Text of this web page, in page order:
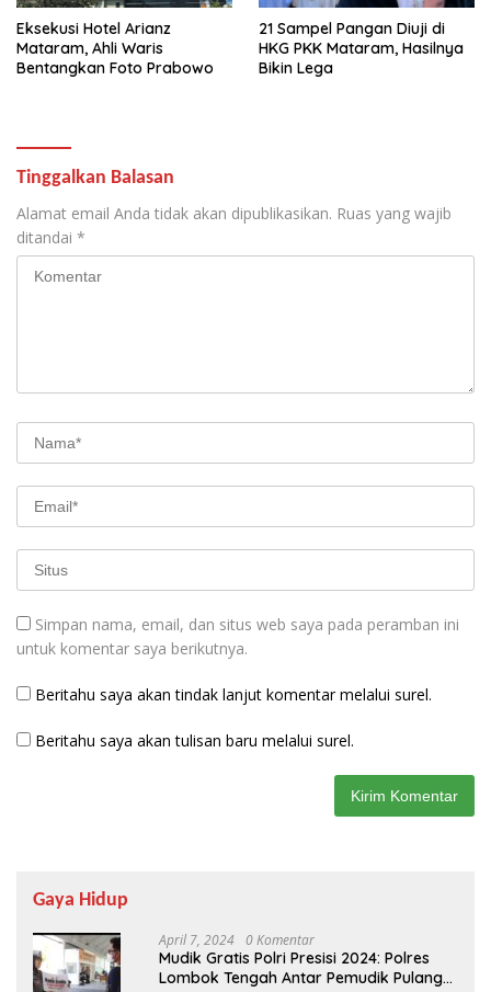
Eksekusi Hotel Arianz
Mataram, Ahli Waris
Bentangkan Foto Prabowo
21 Sampel Pangan Diuji di
HKG PKK Mataram, Hasilnya
Bikin Lega
Tinggalkan Balasan
Alamat email Anda tidak akan dipublikasikan. Ruas yang wajib
ditandai *
Simpan nama, email, dan situs web saya pada peramban ini
untuk komentar saya berikutnya.
Beritahu saya akan tindak lanjut komentar melalui surel.
Beritahu saya akan tulisan baru melalui surel.
Gaya Hidup
April 7, 2024 0 Komentar
Mudik Gratis Polri Presisi 2024: Polres
Lombok Tengah Antar Pemudik Pulang